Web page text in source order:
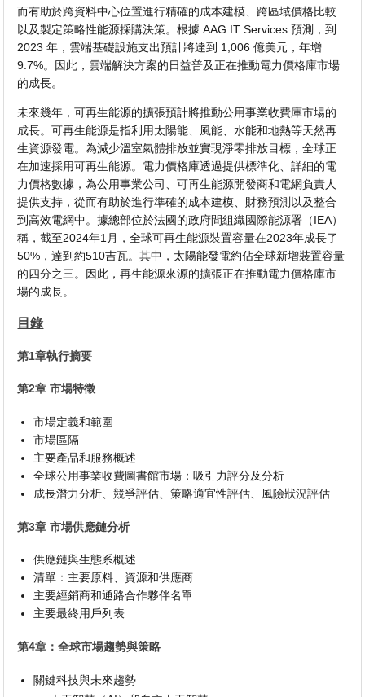
而有助於跨資料中心位置進行精確的成本建模、跨區域價格比較
以及製定策略性能源採購決策。根據 AAG IT Services 預測，到
2023 年，雲端基礎設施支出預計將達到 1,006 億美元，年增
9.7%。因此，雲端解決方案的日益普及正在推動電力價格庫市場
的成長。
未來幾年，可再生能源的擴張預計將推動公用事業收費庫市場的
成長。可再生能源是指利用太陽能、風能、水能和地熱等天然再
生資源發電。為減少溫室氣體排放並實現淨零排放目標，全球正
在加速採用可再生能源。電力價格庫透過提供標準化、詳細的電
力價格數據，為公用事業公司、可再生能源開發商和電網負責人
提供支持，從而有助於進行準確的成本建模、財務預測以及整合
到高效電網中。據總部位於法國的政府間組織國際能源署（IEA）
稱，截至2024年1月，全球可再生能源裝置容量在2023年成長了
50%，達到約510吉瓦。其中，太陽能發電約佔全球新增裝置容量
的四分之三。因此，再生能源來源的擴張正在推動電力價格庫市
場的成長。
目錄
第1章執行摘要
第2章 市場特徵
市場定義和範圍
市場區隔
主要產品和服務概述
全球公用事業收費圖書館市場：吸引力評分及分析
成長潛力分析、競爭評估、策略適宜性評估、風險狀況評估
第3章 市場供應鏈分析
供應鏈與生態系概述
清單：主要原料、資源和供應商
主要經銷商和通路合作夥伴名單
主要最終用戶列表
第4章：全球市場趨勢與策略
關鍵科技與未來趨勢